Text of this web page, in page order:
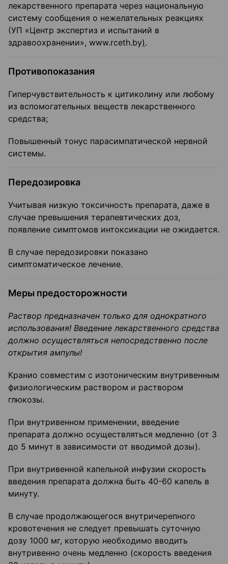
лекарственного препарата через национальную
систему сообщения о нежелательных реакциях
(УП «Центр экспертиз и испытаний в
здравоохранении», www.rceth.by).
Противопоказания
Гиперчувствительность к цитиколину или любому
из вспомогательных веществ лекарственного
средства;
Повышенный тонус парасимпатической нервной
системы.
Передозировка
Учитывая низкую токсичность препарата, даже в
случае превышения терапевтических доз,
появление симптомов интоксикации не ожидается.
В случае передозировки показано
симптоматическое лечение.
Меры предосторожности
Раствор предназначен только для однократного
использования! Введение лекарственного средства
должно осуществляться непосредственно после
открытия ампулы!
Кранио совместим с изотоническим внутривенным
физиологическим раствором и раствором
глюкозы.
При внутривенном применении, введение
препарата должно осуществляться медленно (от 3
до 5 минут в зависимости от вводимой дозы).
При внутривенной капельной инфузии скорость
введения препарата должна быть 40-60 капель в
минуту.
В случае продолжающегося внутричерепного
кровотечения не следует превышать суточную
дозу 1000 мг, которую необходимо вводить
внутривенно очень медленно (скорость введения